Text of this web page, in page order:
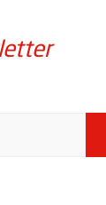
la ville